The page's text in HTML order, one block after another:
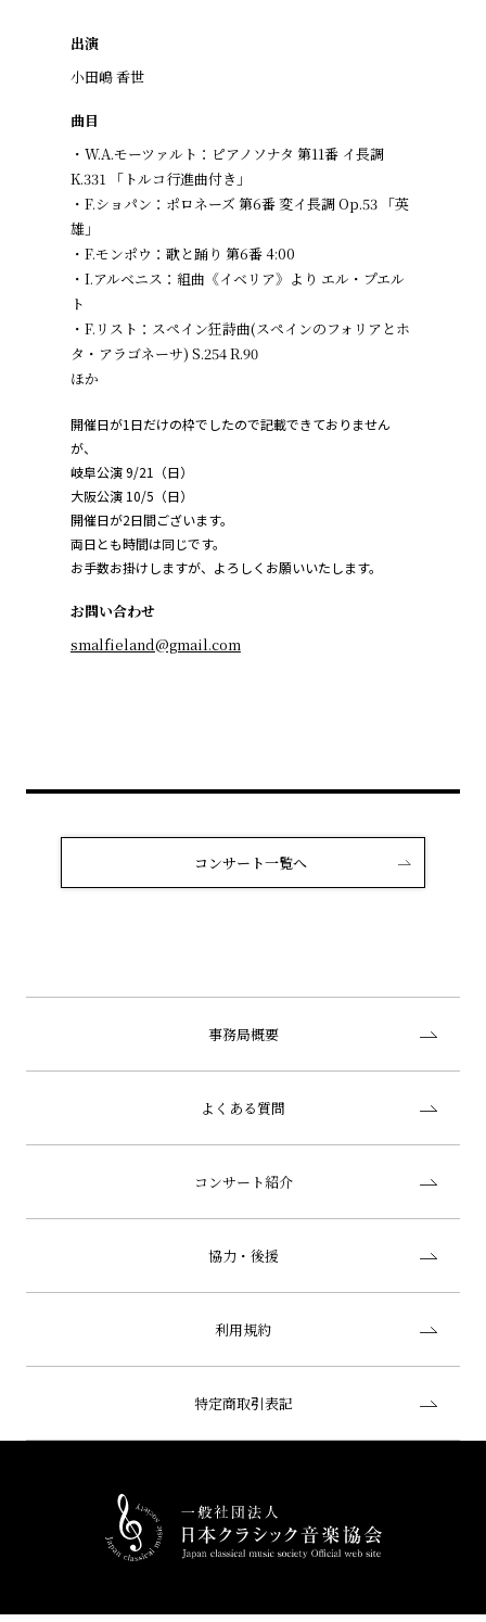
出演
小田嶋 香世
曲目
・W.A.モーツァルト：ピアノソナタ 第11番 イ長調
K.331 「トルコ行進曲付き」
・F.ショパン：ポロネーズ 第6番 変イ長調 Op.53 「英
雄」
・F.モンポウ：歌と踊り 第6番 4:00
・I.アルベニス：組曲《イベリア》より エル・プエル
ト
・F.リスト：スペイン狂詩曲(スペインのフォリアとホ
タ・アラゴネーサ) S.254 R.90
ほか
開催日が1日だけの枠でしたので記載できておりません
が、
岐阜公演 9/21（日）
大阪公演 10/5（日）
開催日が2日間ございます。
両日とも時間は同じです。
お手数お掛けしますが、よろしくお願いいたします。
お問い合わせ
smalfieland@gmail.com
コンサート一覧へ
事務局概要
よくある質問
コンサート紹介
協力・後援
利用規約
特定商取引表記